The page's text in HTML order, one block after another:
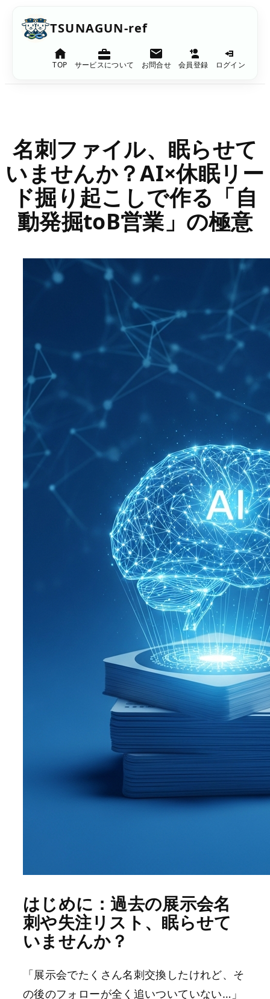
TSUNAGUN-ref
TOP サービスについて お問合せ 会員登録 ログイン
名刺ファイル、眠らせて
いませんか？AI×休眠リー
ド掘り起こしで作る「自
動発掘toB営業」の極意
はじめに：過去の展示会名
刺や失注リスト、眠らせて
いませんか？
「展示会でたくさん名刺交換したけれど、そ
の後のフォローが全く追いついていない…」